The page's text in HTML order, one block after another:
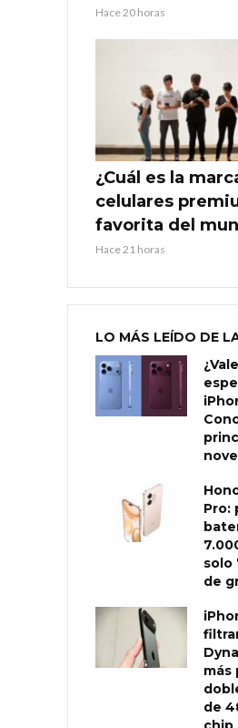
Hace 20 horas
¿Cuál es la
celulares
favorita del
Hace 21 horas
LO MÁS LEÍDO DE
Pro:
solo
de
más
de